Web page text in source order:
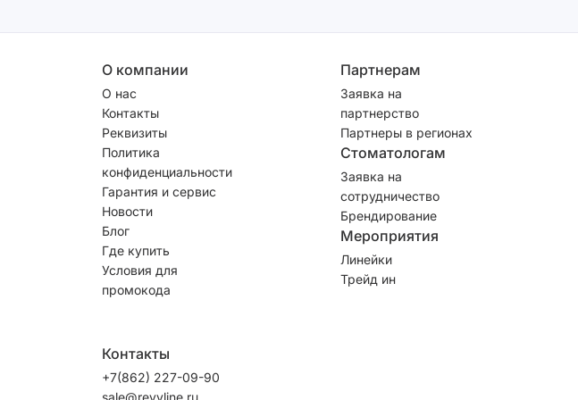
О компании
О нас
Контакты
Реквизиты
Политика
конфиденциальности
Гарантия и сервис
Новости
Блог
Где купить
Условия для
промокода
Партнерам
Заявка на
партнерство
Партнеры в регионах
Стоматологам
Заявка на
сотрудничество
Брендирование
Мероприятия
Линейки
Трейд ин
Контакты
+7(862) 227-09-90
sale@revyline.ru